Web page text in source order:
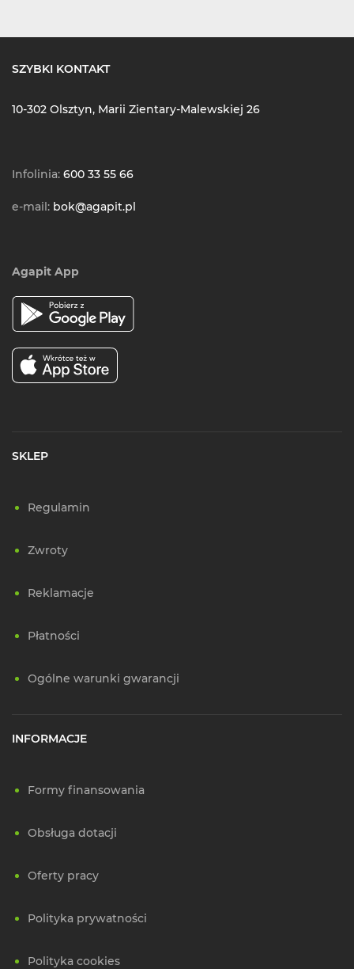
SZYBKI KONTAKT
10-302 Olsztyn, Marii Zientary-Malewskiej 26
Infolinia: 600 33 55 66
e-mail: bok@agapit.pl
Agapit App
SKLEP
Regulamin
Zwroty
Reklamacje
Płatności
Ogólne warunki gwarancji
INFORMACJE
Formy finansowania
Obsługa dotacji
Oferty pracy
Polityka prywatności
Polityka cookies